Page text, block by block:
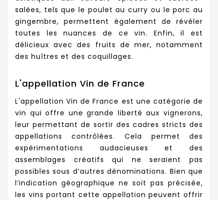
salées, tels que le poulet au curry ou le porc au
gingembre, permettent également de révéler
toutes les nuances de ce vin. Enfin, il est
délicieux avec des fruits de mer, notamment
des huîtres et des coquillages.
L'appellation Vin de France
L'appellation Vin de France est une catégorie de
vin qui offre une grande liberté aux vignerons,
leur permettant de sortir des cadres stricts des
appellations contrôlées. Cela permet des
expérimentations audacieuses et des
assemblages créatifs qui ne seraient pas
possibles sous d’autres dénominations. Bien que
l’indication géographique ne soit pas précisée,
les vins portant cette appellation peuvent offrir